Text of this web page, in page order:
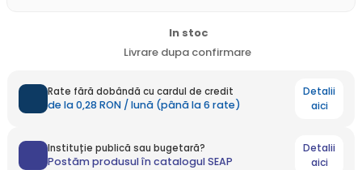
In stoc
Livrare dupa confirmare
Rate fără dobândă cu cardul de credit
de la 0,28 RON / lună (până la 6 rate)
Detalii
aici
Instituție publică sau bugetară?
Postăm produsul în catalogul SEAP
Detalii
aici